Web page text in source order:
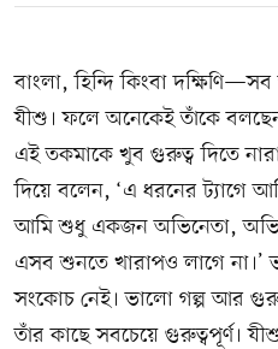
বাংলা, হিন্দি কিংবা
যীশু। ফলে অনেকেই তাঁকে বলছেন
এই তকমাকে খুব গুরুত্ব দিতে
দিয়ে বলেন, ‘এ ধরনের ট্যাগে
আমি শুধু একজন অভিনেতা,
এসব শুনতে খারাপও লাগে না।’
সংকোচ নেই। ভালো গল্প আর
তাঁর কাছে সবচেয়ে গুরুত্বপূর্ণ।